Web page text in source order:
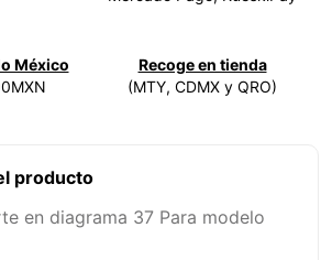
México
Recoge en tienda
(MTY, CDMX y QRO)
producto
en diagrama 37 Para modelo